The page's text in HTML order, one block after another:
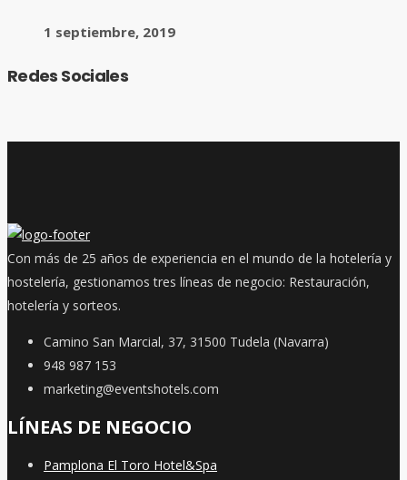
1 septiembre, 2019
Redes Sociales
Con más de 25 años de experiencia en el mundo de la hotelería y
hostelería, gestionamos tres líneas de negocio: Restauración,
hotelería y sorteos.
Camino San Marcial, 37, 31500 Tudela (Navarra)
948 987 153
marketing@eventshotels.com
LÍNEAS DE NEGOCIO
Pamplona El Toro Hotel&Spa